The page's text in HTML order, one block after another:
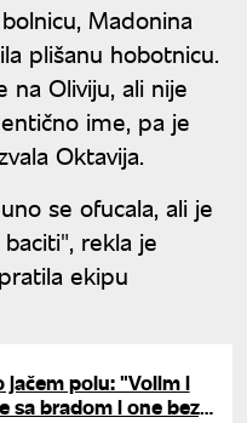
Madonina
plišanu hobotnicu.
na Oliviju, ali nije
ime, pa je
Oktavija.
se ofucala, ali je
rekla je
ekipu
jačem polu: "Volim i
sa bradom i one bez,